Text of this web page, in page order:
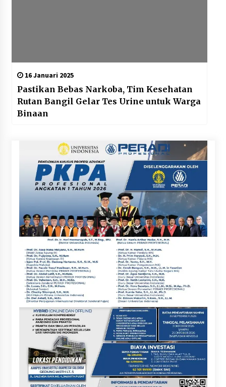
16 Januari 2025
Pastikan Bebas Narkoba, Tim Kesehatan
Rutan Bangil Gelar Tes Urine untuk Warga
Binaan